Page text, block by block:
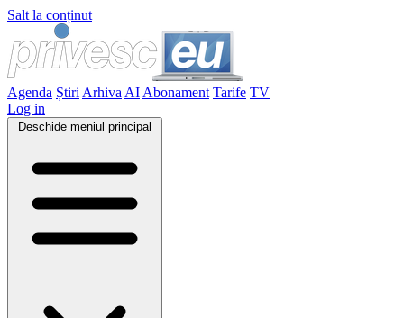
Salt la conținut
Agenda Știri Arhiva AI Abonament Tarife TV
Log in
Deschide meniul principal